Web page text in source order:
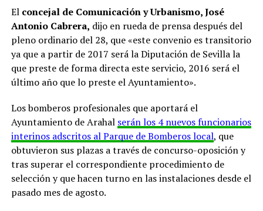
El concejal de Comunicación y Urbanismo, José
Antonio Cabrera, dijo en rueda de prensa después del
pleno ordinario del 28, que «este convenio es transitorio
ya que a partir de 2017 será la Diputación de Sevilla la
que preste de forma directa este servicio, 2016 será el
último año que lo preste el Ayuntamiento».
Los bomberos profesionales que aportará el
Ayuntamiento de Arahal serán los 4 nuevos funcionarios
interinos adscritos al Parque de Bomberos local, que
obtuvieron sus plazas a través de concurso-oposición y
tras superar el correspondiente procedimiento de
selección y que hacen turno en las instalaciones desde el
pasado mes de agosto.